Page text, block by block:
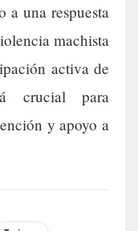
a una respuesta
machista
activa de
crucial para
y apoyo a